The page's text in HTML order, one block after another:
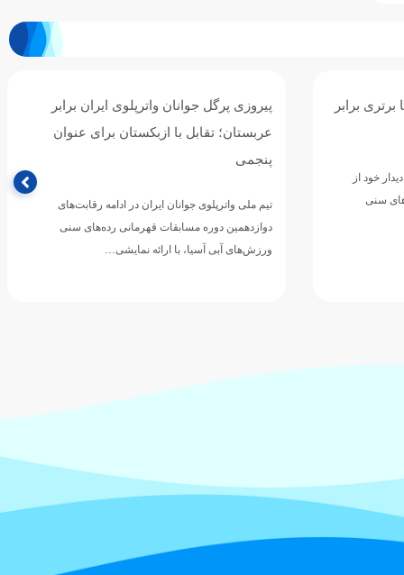
برابر
عنوان
سنی
سومین برد جوانان واترپلوی ایران با شکست
پرگل سریلانکا/ نوبت به قزاقستان رسید
تیم ملی واترپلوی جوانان ایران در چهارمین دیدار خود از
مرحله گروهی دوازدهمین دوره مسابقات قهرمانی
رده‌های سنی ورزش‌های آبی…